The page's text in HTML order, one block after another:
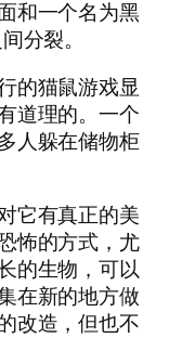
和一个名为黑
分裂。
的猫鼠游戏显
道理的。一个
人躲在储物柜
它有真正的美
怖的方式，尤
的生物，可以
在新的地方做
改造，但也不